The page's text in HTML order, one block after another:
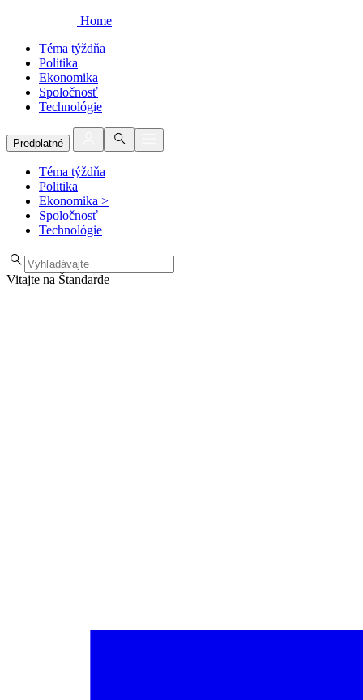
Home
Téma týždňa
Politika
Ekonomika
Spoločnosť
Technológie
Predplatné
Téma týždňa
Politika
Ekonomika >
Spoločnosť
Technológie
Vitajte na Štandarde